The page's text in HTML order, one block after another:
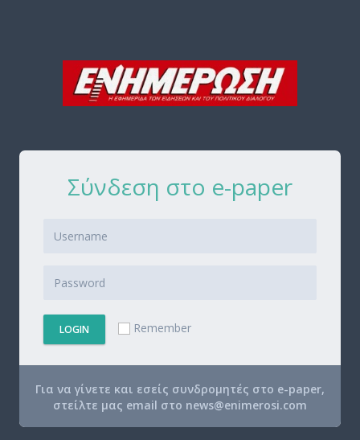
Σύνδεση στο e-paper
LOGIN Remember
Για να γίνετε και εσείς συνδρομητές στο e-paper,
στείλτε μας email στο news@enimerosi.com